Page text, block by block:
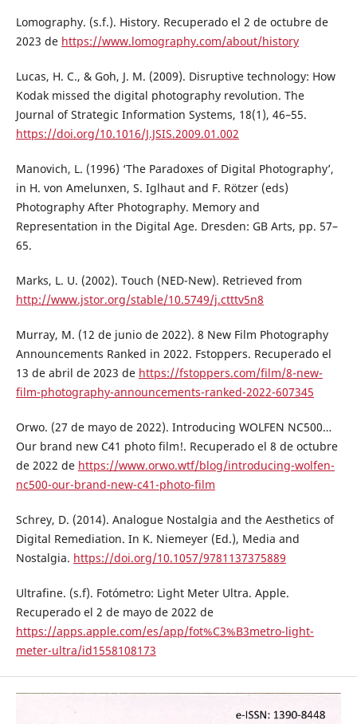
Lomography. (s.f.). History. Recuperado el 2 de octubre de
2023 de https://www.lomography.com/about/history
Lucas, H. C., & Goh, J. M. (2009). Disruptive technology: How
Kodak missed the digital photography revolution. The
Journal of Strategic Information Systems, 18(1), 46–55.
https://doi.org/10.1016/J.JSIS.2009.01.002
Manovich, L. (1996) ‘The Paradoxes of Digital Photography’,
in H. von Amelunxen, S. Iglhaut and F. Rötzer (eds)
Photography After Photography. Memory and
Representation in the Digital Age. Dresden: GB Arts, pp. 57–
65.
Marks, L. U. (2002). Touch (NED-New). Retrieved from
http://www.jstor.org/stable/10.5749/j.ctttv5n8
Murray, M. (12 de junio de 2022). 8 New Film Photography
Announcements Ranked in 2022. Fstoppers. Recuperado el
13 de abril de 2023 de https://fstoppers.com/film/8-new-
film-photography-announcements-ranked-2022-607345
Orwo. (27 de mayo de 2022). Introducing WOLFEN NC500…
Our brand new C41 photo film!. Recuperado el 8 de octubre
de 2022 de https://www.orwo.wtf/blog/introducing-wolfen-
nc500-our-brand-new-c41-photo-film
Schrey, D. (2014). Analogue Nostalgia and the Aesthetics of
Digital Remediation. In K. Niemeyer (Ed.), Media and
Nostalgia. https://doi.org/10.1057/9781137375889
Ultrafine. (s.f). Fotómetro: Light Meter Ultra. Apple.
Recuperado el 2 de mayo de 2022 de
https://apps.apple.com/es/app/fot%C3%B3metro-light-
meter-ultra/id1558108173